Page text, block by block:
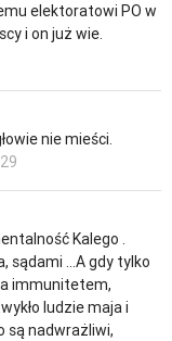
elektoratowi PO w
i on już wie.
nie mieści.
29
Kalego .
sądami ...A gdy tylko
immunitetem,
ludzie maja i
są nadwrażliwi,